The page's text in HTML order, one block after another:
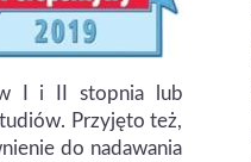
I i II stopnia lub
Przyjęto też,
do nadawania